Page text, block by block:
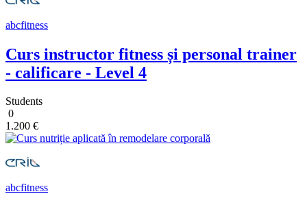
abcfitness
Curs instructor fitness și personal trainer
- calificare - Level 4
Students
0
1.200 €
abcfitness